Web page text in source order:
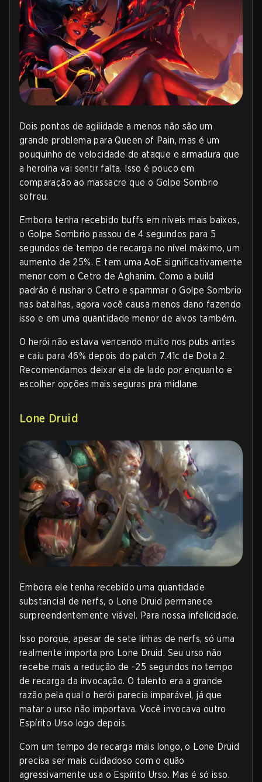
Dois pontos de agilidade a menos não são um
grande problema para Queen of Pain, mas é um
pouquinho de velocidade de ataque e armadura que
a heroína vai sentir falta. Isso é pouco em
comparação ao massacre que o Golpe Sombrio
sofreu.
Embora tenha recebido buffs em níveis mais baixos,
o Golpe Sombrio passou de 4 segundos para 5
segundos de tempo de recarga no nível máximo, um
aumento de 25%. E tem uma AoE significativamente
menor com o Cetro de Aghanim. Como a build
padrão é rushar o Cetro e spammar o Golpe Sombrio
nas batalhas, agora você causa menos dano fazendo
isso e em uma quantidade menor de alvos também.
O herói não estava vencendo muito nos pubs antes
e caiu para 46% depois do patch 7.41c de Dota 2.
Recomendamos deixar ela de lado por enquanto e
escolher opções mais seguras pra midlane.
Lone Druid
Embora ele tenha recebido uma quantidade
substancial de nerfs, o Lone Druid permanece
surpreendentemente viável. Para nossa infelicidade.
Isso porque, apesar de sete linhas de nerfs, só uma
realmente importa pro Lone Druid. Seu urso não
recebe mais a redução de -25 segundos no tempo
de recarga da invocação. O talento era a grande
razão pela qual o herói parecia imparável, já que
matar o urso não importava. Você invocava outro
Espírito Urso logo depois.
Com um tempo de recarga mais longo, o Lone Druid
precisa ser mais cuidadoso com o quão
agressivamente usa o Espírito Urso. Mas é só isso.